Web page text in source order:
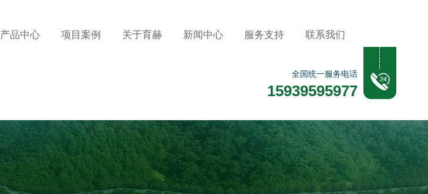
产品中心 项目案例 关于育赫 新闻中心 服务支持 联系我们
全国统一服务电话
15939595977